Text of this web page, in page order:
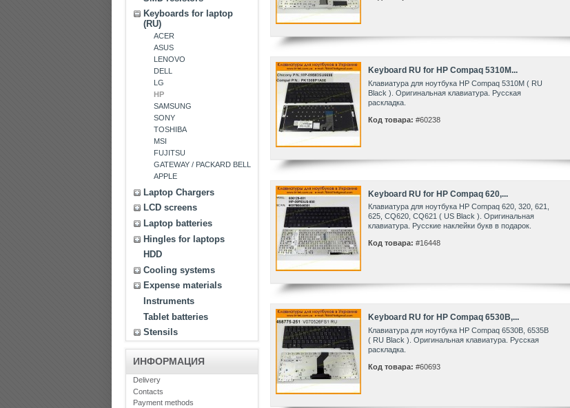
Keyboards for laptop
(RU)
ACER
ASUS
LENOVO
DELL
LG
HP
SAMSUNG
SONY
TOSHIBA
MSI
FUJITSU
GATEWAY / PACKARD BELL
APPLE
Laptop Chargers
LCD screens
Laptop batteries
Hingles for laptops
HDD
Cooling systems
Expense materials
Instruments
Tablet batteries
Stensils
ИНФОРМАЦИЯ
Delivery
Contaсts
Payment methods
Keyboard RU for HP Compaq 5310M...
Клавиатура для ноутбука HP Compaq 5310M ( RU
Black ). Оригинальная клавиатура. Русская
раскладка.
Код товара: #60238
Keyboard RU for HP Compaq 620,...
Клавиатура для ноутбука HP Compaq 620, 320, 621,
625, CQ620, CQ621 ( US Black ). Оригинальная
клавиатура. Русские наклейки букв в подарок.
Код товара: #16448
Keyboard RU for HP Compaq 6530B,...
Клавиатура для ноутбука HP Compaq 6530B, 6535B
( RU Black ). Оригинальная клавиатура. Русская
раскладка.
Код товара: #60693